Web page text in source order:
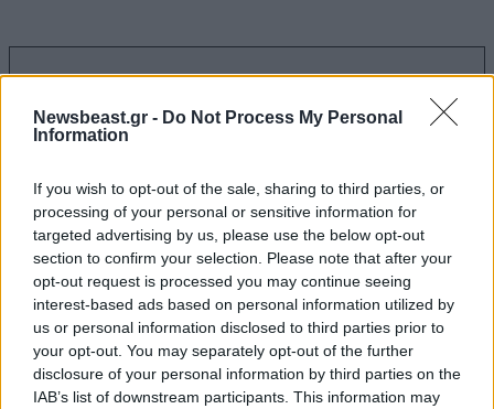
Newsbeast.gr - Do Not Process My Personal
Information
If you wish to opt-out of the sale, sharing to third parties, or
processing of your personal or sensitive information for
targeted advertising by us, please use the below opt-out
section to confirm your selection. Please note that after your
opt-out request is processed you may continue seeing
interest-based ads based on personal information utilized by
us or personal information disclosed to third parties prior to
your opt-out. You may separately opt-out of the further
disclosure of your personal information by third parties on the
IAB’s list of downstream participants. This information may
Ακολουθήστε τοNEWSBEASTστοGoogle News
και μάθετε πρώτοι όλες τις ειδήσεις